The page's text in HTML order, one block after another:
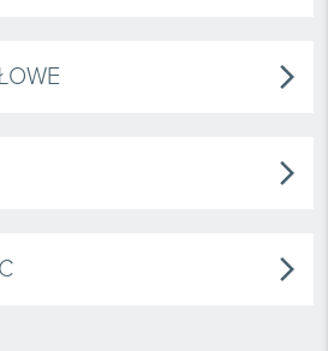
arrow_forward_ios
arrow_forward_ios
arrow_forward_ios